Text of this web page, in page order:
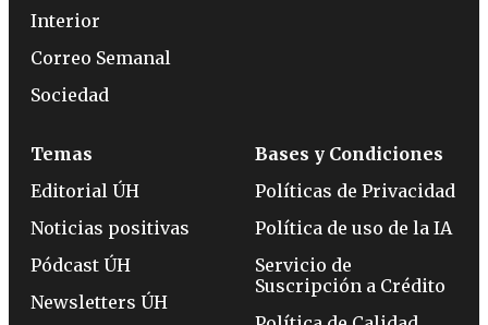
Interior
Correo Semanal
Sociedad
Temas
Editorial ÚH
Noticias positivas
Pódcast ÚH
Newsletters ÚH
Bases y Condiciones
Políticas de Privacidad
Política de uso de la IA
Servicio de
Suscripción a Crédito